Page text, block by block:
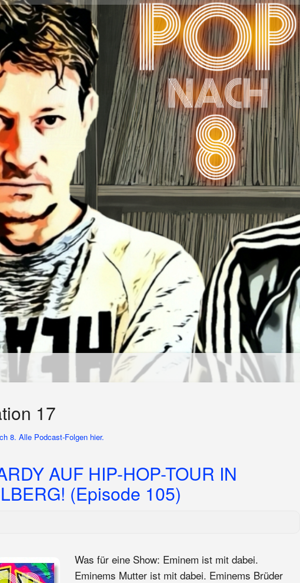
17
8. Alle Podcast-Folgen hier.
AUF HIP-HOP-TOUR IN
(Episode 105)
Was für eine Show: Eminem ist mit dabei.
Eminems Mutter ist mit dabei. Eminems Brüder